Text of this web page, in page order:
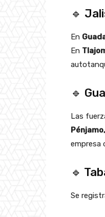
🔹
En
En
🔹
Las
empresa
🔹
Se